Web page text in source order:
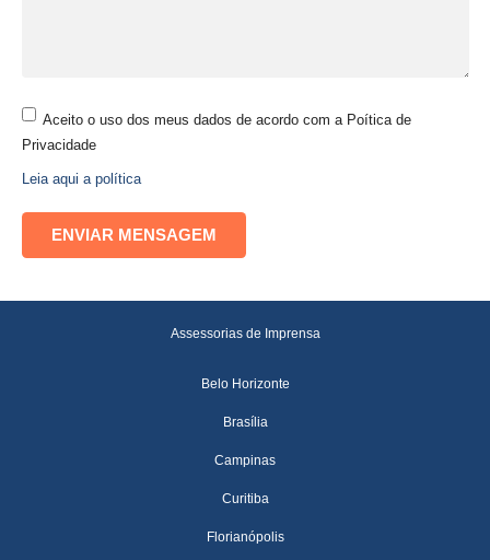
Aceito o uso dos meus dados de acordo com a Poítica de
Privacidade
Leia aqui a política
Assessorias de Imprensa
Belo Horizonte
Brasília
Campinas
Curitiba
Florianópolis